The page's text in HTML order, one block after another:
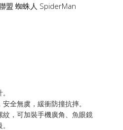
盟 蜘蛛人 SpiderMan
。
安全無虞，緩衝防撞抗摔。
紋，可加裝手機廣角、魚眼鏡
。